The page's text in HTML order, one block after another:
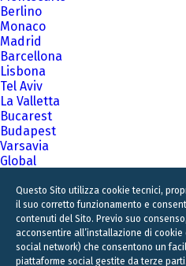
Berlino
Monaco
Madrid
Barcellona
Lisbona
Tel Aviv
La Valletta
Bucarest
Budapest
Varsavia
Global
Questo Sito utilizza cookie tecnici,
il suo corretto funzionamento e
contenuti del Sito. Previo suo
acconsentire all’installazione di
social network) che consentono un
piattaforme social gestite da terze